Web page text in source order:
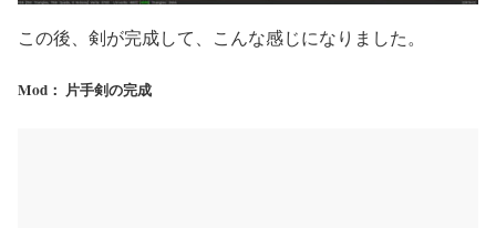
この後、剣が完成して、こんな感じになりました。
Mod： 片手剣の完成